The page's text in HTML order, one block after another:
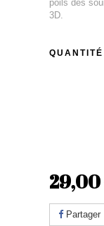
poils des
3D.
QUANTITÉ
29,00
Partager